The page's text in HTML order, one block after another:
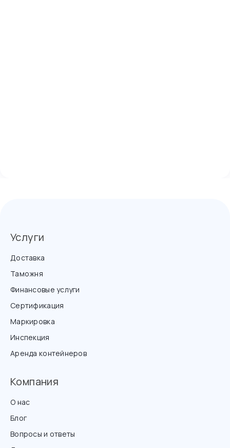
Услуги
Доставка
Таможня
Финансовые услуги
Сертификация
Маркировка
Инспекция
Аренда контейнеров
Компания
О нас
Блог
Вопросы и ответы